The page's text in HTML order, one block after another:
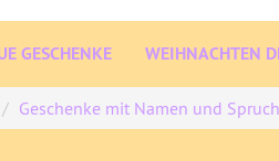
GESCHENKE WEIHNACHTEN
Startseite
Geschenke mit Namen und Spruch